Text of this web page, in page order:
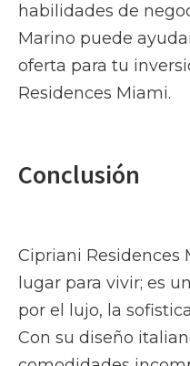
habilidades de
Marino puede
oferta para tu
Residences Miami.
Conclusión
Cipriani Residences
lugar para vivir; es
por el lujo, la
Con su diseño